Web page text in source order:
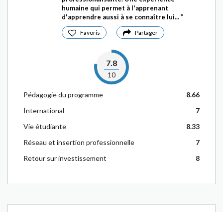
humaine qui permet à l'apprenant
d'apprendre aussi à se connaître lui...
Favoris Partager
7.8
10
Pédagogie du programme
8.66
International
7
Vie étudiante
8.33
Réseau et insertion professionnelle
7
Retour sur investissement
8